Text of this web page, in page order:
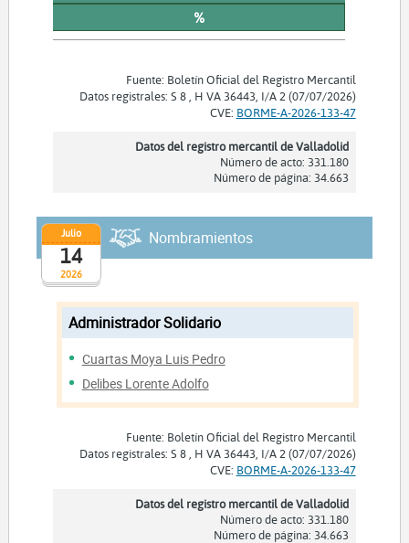
%
Fuente: Boletín Oficial del Registro Mercantil
Datos registrales: S 8 , H VA 36443, I/A 2 (07/07/2026)
CVE: BORME-A-2026-133-47
Datos del registro mercantil de Valladolid
Número de acto: 331.180
Número de página: 34.663
2026
Julio
14
Nombramientos
Administrador Solidario
Cuartas Moya Luis Pedro
Delibes Lorente Adolfo
Fuente: Boletín Oficial del Registro Mercantil
Datos registrales: S 8 , H VA 36443, I/A 2 (07/07/2026)
CVE: BORME-A-2026-133-47
Datos del registro mercantil de Valladolid
Número de acto: 331.180
Número de página: 34.663